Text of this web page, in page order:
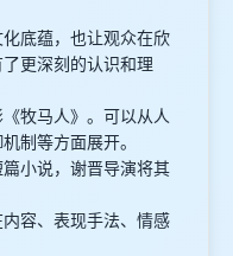
底蕴，也让观众在欣
更深刻的认识和理
牧马人》。可以从人
制等方面展开。
小说，谢晋导演将其
容、表现手法、情感